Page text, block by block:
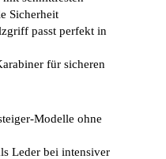
Sicherheit
passt perfekt in
für sicheren
Modelle ohne
Leder bei intensiver